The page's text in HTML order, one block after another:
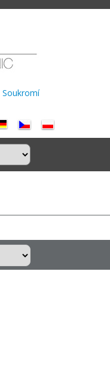
Soukromí